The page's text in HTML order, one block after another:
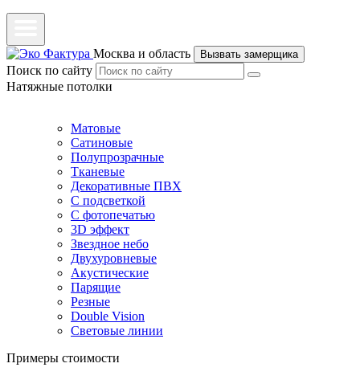
Москва и область Вызвать замерщика
Поиск по сайту
Натяжные потолки
Матовые
Сатиновые
Полупрозрачные
Тканевые
Декоративные ПВХ
С подсветкой
С фотопечатью
3D эффект
Звездное небо
Двухуровневые
Акустические
Парящие
Резные
Double Vision
Световые линии
Примеры стоимости